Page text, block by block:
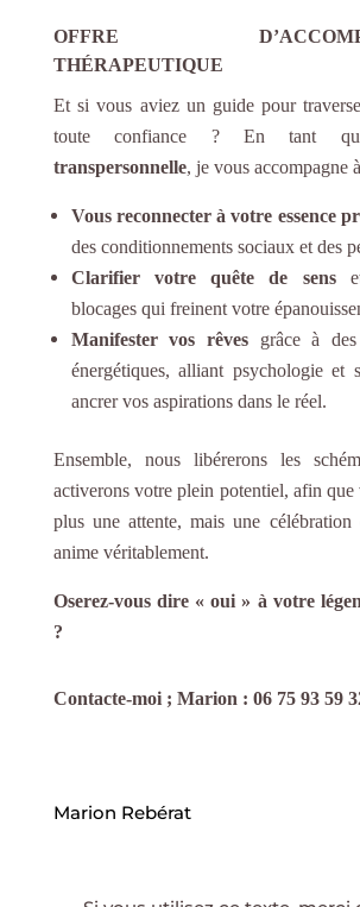
OFFRE
THÉRAPEUTIQUE
Et si vous aviez un guide pour
toute confiance ? En tant
transpersonnelle, je vous accompagne
Vous reconnecter à votre essence
des conditionnements sociaux et des
Clarifier votre quête de senset
blocages qui freinent votre
Manifester vos rêves grâce à
énergétiques, alliant psychologie et
ancrer vos aspirations dans le réel.
Ensemble, nous libérerons les
activerons votre plein potentiel, afin
plus une attente, mais une
anime véritablement.
Oserez-vous dire « oui » à votre
?
Contacte-moi ; Marion : 06 75 93 59
Marion Rebérat